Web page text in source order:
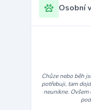
Osobní
Chůze nebo běh
potřebuji, tam
neunikne.